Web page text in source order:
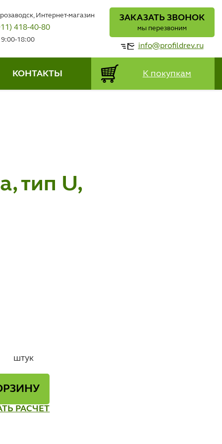
Интернет-магазин
418-40-80
9:00-18:00
ЗАКАЗАТЬ ЗВОНОК
мы перезвоним
info@profildrev.ru
КОНТАКТЫ К покупкам
тип U,
штук
РАСЧЕТ